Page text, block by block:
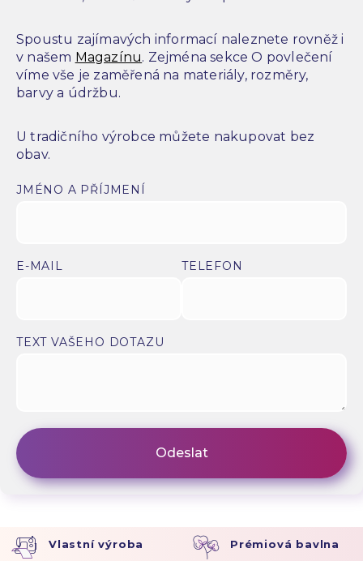
Spoustu zajímavých informací naleznete rovněž i
v našem Magazínu. Zejména sekce O povlečení
víme vše je zaměřená na materiály, rozměry,
barvy a údržbu.
U tradičního výrobce můžete nakupovat bez
obav.
JMÉNO A PŘÍJMENÍ
E-MAIL TELEFON
TEXT VAŠEHO DOTAZU
Vlastní výroba Prémiová bavlna